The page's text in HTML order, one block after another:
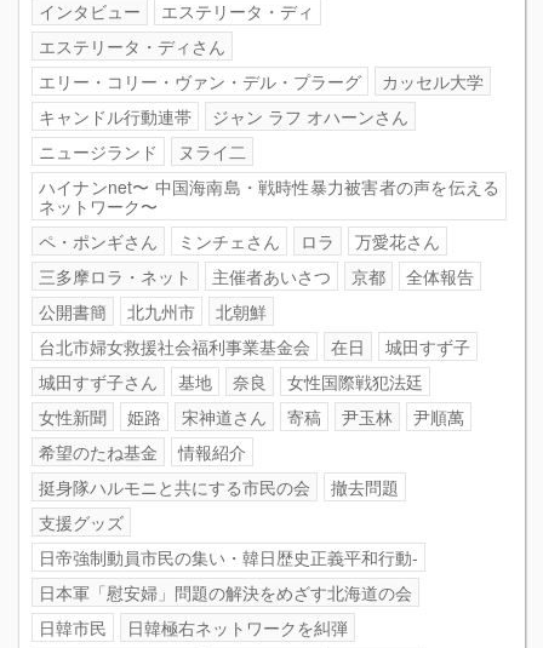
インタビュー
エステリータ・ディ
エステリータ・ディさん
エリー・コリー・ヴァン・デル・プラーグ
カッセル大学
キャンドル行動連帯
ジャン ラフ オハーンさん
ニュージランド
ヌライ二
ハイナンnet〜 中国海南島・戦時性暴力被害者の声を伝える
ネットワーク〜
ペ・ポンギさん
ミンチェさん ロラ
万愛花さん
三多摩ロラ・ネット
主催者あいさつ 京都
全体報告
公開書簡
北九州市
北朝鮮
台北市婦女救援社会福利事業基金会
在日
城田すず子
城田すず子さん
基地 奈良
女性国際戦犯法廷
女性新聞
姫路 宋神道さん 寄稿 尹玉林
尹順萬
希望のたね基金
情報紹介
挺身隊ハルモニと共にする市民の会
撤去問題
支援グッズ
日帝強制動員市民の集い・韓日歴史正義平和行動-
日本軍「慰安婦」問題の解決をめざす北海道の会
日韓市民
日韓極右ネットワークを糾弾